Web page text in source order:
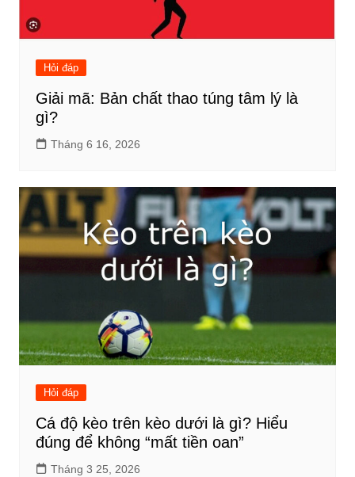
Hỏi đáp
Giải mã: Bản chất thao túng tâm lý là
gì?
Tháng 6 16, 2026
Hỏi đáp
Cá độ kèo trên kèo dưới là gì? Hiểu
đúng để không “mất tiền oan”
Tháng 3 25, 2026